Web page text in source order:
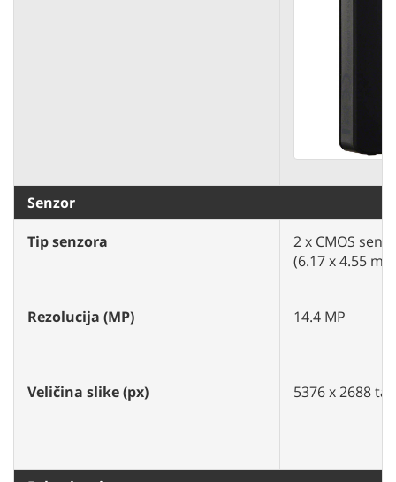
Senzor
Tip senzora
Rezolucija (MP)
Veličina slike (px)
2 x CMOS
(6.17 x 4.55
14.4 MP
5376 x 2688